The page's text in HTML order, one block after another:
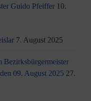
Guido Pfeiffer 10.
7. August 2025
Bezirksbürgermeister
09. August 2025 27.